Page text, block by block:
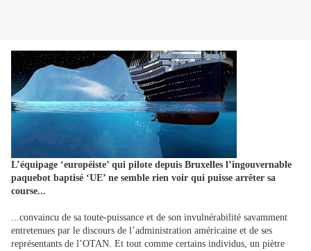
L’équipage ‘européiste’ qui pilote depuis Bruxelles l’ingouvernable
paquebot baptisé ‘UE’ ne semble rien voir qui puisse arrêter sa
course...
...convaincu de sa toute-puissance et de son invulnérabilité savamment
entretenues par le discours de l’administration américaine et de ses
représentants de l’OTAN. Et tout comme certains individus, un piètre